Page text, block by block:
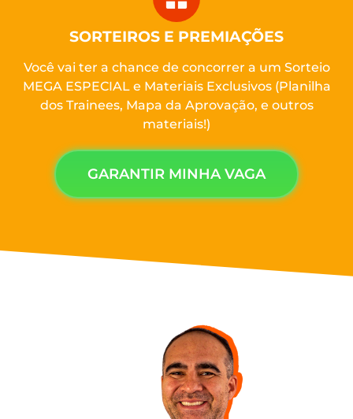
SORTEIROS E PREMIAÇÕES
Você vai ter a chance de concorrer a um Sorteio
MEGA ESPECIAL e Materiais Exclusivos (Planilha
dos Trainees, Mapa da Aprovação, e outros
materiais!)
GARANTIR MINHA VAGA